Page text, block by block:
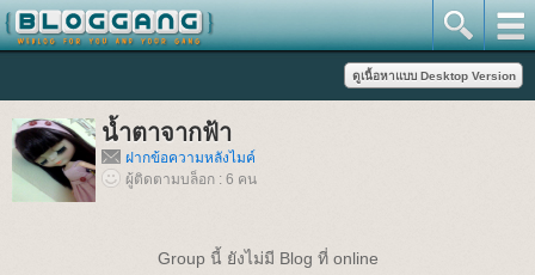
น้ำตาจากฟ้า
ฝากข้อความหลังไมค์
ผู้ติดตามบล็อก : 6 คน
Group นี้ ยังไม่มี Blog ที่ online